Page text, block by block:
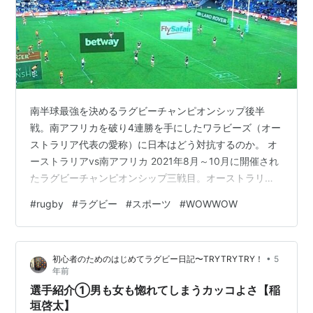
南半球最強を決めるラグビーチャンピオンシップ後半
戦。南アフリカを破り4連勝を手にしたワラビーズ（オー
ストラリア代表の愛称）に日本はどう対抗するのか。 オ
ーストラリアvs南アフリカ 2021年8月～10月に開催され
たラグビーチャンピオンシップ三戦目。オーストラリア
ーランドに二連敗し、勝利を渇望していた。続く三戦
目、相手は世界ランキング１位の南アフリカ（通称スプ
リングボクス）だった。 大半のラグビーを知っている人
の見解は「今までの結果を見ると、いい試合にはなりそ
うだ。しかし、やはり勝つのはスプリングボクスだろ
う…」だったと思う。 しかし、この日のワ…
#rugby #ラグビー #スポーツ #WOWWOW
初心者のためのはじめてラグビー日記〜TRYTRYTRY！ • 5
年前
選手紹介①男も女も惚れてしまうカッコよさ【稲
垣啓太】